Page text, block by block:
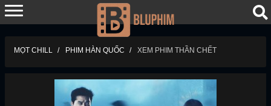
MỌT CHILL PHIM HÀN QUỐC XEM PHIM THẦN CHẾT